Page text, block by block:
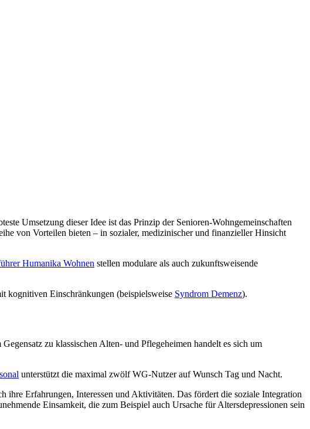
Umsetzung dieser Idee ist das Prinzip der Senioren-Wohngemeinschaften
von Vorteilen bieten – in sozialer, medizinischer und finanzieller Hinsicht
Humanika Wohnen stellen modulare als auch zukunftsweisende
kognitiven Einschränkungen (beispielsweise Syndrom Demenz).
zu klassischen Alten- und Pflegeheimen handelt es sich um
unterstützt die maximal zwölf WG-Nutzer auf Wunsch Tag und Nacht.
Erfahrungen, Interessen und Aktivitäten. Das fördert die soziale Integration
Einsamkeit, die zum Beispiel auch Ursache für Altersdepressionen sein